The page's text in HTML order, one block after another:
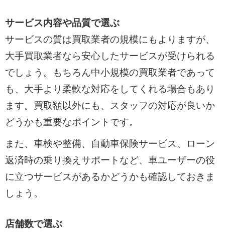
サービス内容や品質で選ぶ
サービスの質は買取業者の規模にもよりますが、
大手買取業者なら安心したサービスが受けられる
でしょう。もちろん中小規模の買取業者であって
も、大手より柔軟な対応をしてくれる場合もあり
ます。買取額以外にも、スタッフの対応が良いか
どうかも重要なポイントです。
また、車検や整備、自動車保険サービス、ローン
返済時の乗り換えサポートなど、車ユーザーの役
に立つサービスがあるかどうかも確認しておきま
しょう。
店舗数で選ぶ